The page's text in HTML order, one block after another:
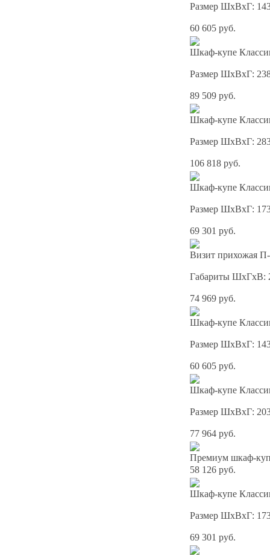
Размер ШхВхГ:
60 605 руб.
Шкаф-купе
Размер ШхВхГ:
89 509 руб.
Шкаф-купе
Размер ШхВхГ:
106 818 руб.
Шкаф-купе
Размер ШхВхГ:
69 301 руб.
Визит прихожая П-
Габариты ШхГхВ:
74 969 руб.
Шкаф-купе
Размер ШхВхГ:
60 605 руб.
Шкаф-купе
Размер ШхВхГ:
77 964 руб.
Премиум шкаф-
58 126 руб.
Шкаф-купе
Размер ШхВхГ:
69 301 руб.